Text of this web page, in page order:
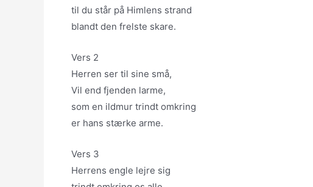
til du står på Himlens strand
blandt den frelste skare.
Vers 2
Herren ser til sine små,
Vil end fjenden larme,
som en ildmur trindt omkring
er hans stærke arme.
Vers 3
Herrens engle lejre sig